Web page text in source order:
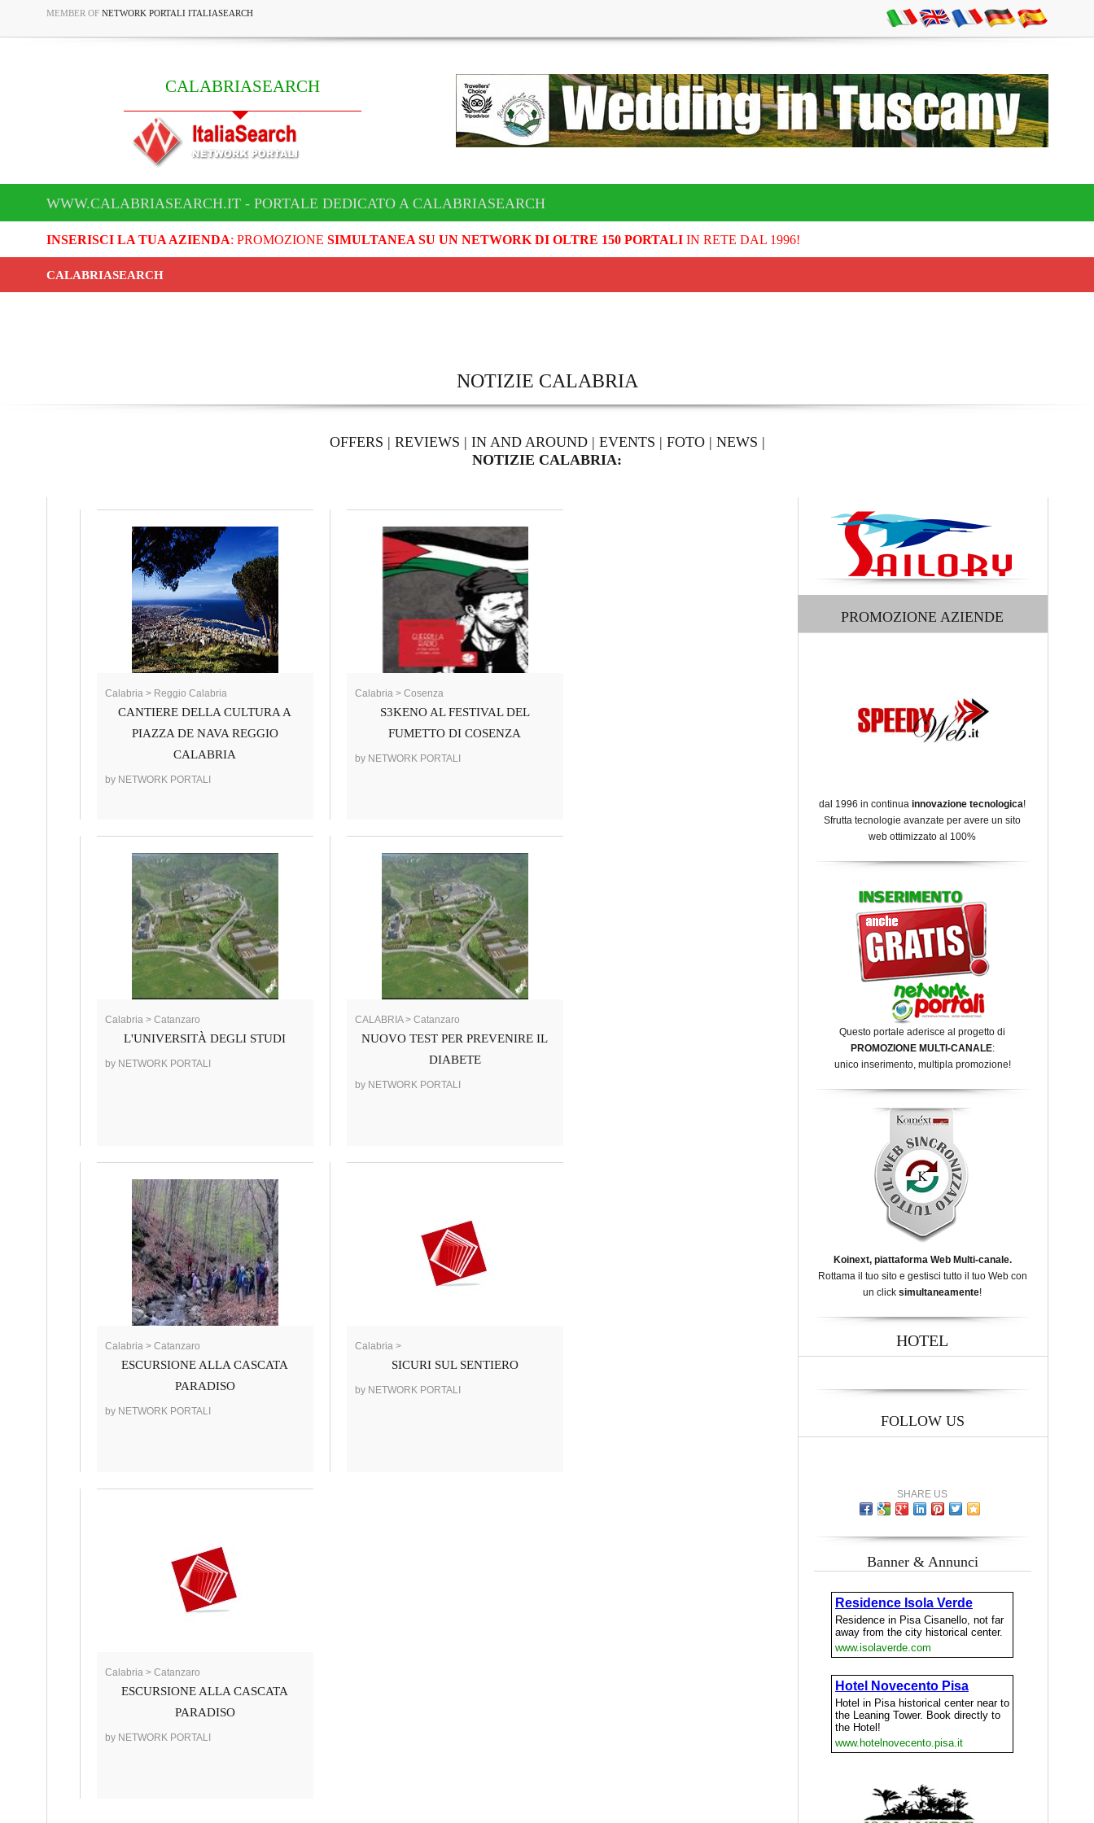
MEMBER OF NETWORK PORTALI ITALIASEARCH
CALABRIASEARCH
WWW.CALABRIASEARCH.IT - PORTALE DEDICATO A CALABRIASEARCH
INSERISCI LA TUA AZIENDA: PROMOZIONE SIMULTANEA SU UN NETWORK DI OLTRE 150 PORTALIIN RETE DAL 1996!
CALABRIASEARCH
NOTIZIE CALABRIA
OFFERS | REVIEWS | IN AND AROUND| EVENTS | FOTO| NEWS |
NOTIZIE CALABRIA:
Calabria > Reggio Calabria
CANTIERE DELLA CULTURA A
PIAZZA DE NAVA REGGIO
CALABRIA
by NETWORK PORTALI
Calabria > Cosenza
S3KENO AL FESTIVAL DEL
FUMETTO DI COSENZA
by NETWORK PORTALI
Calabria > Catanzaro
L'UNIVERSITÀ DEGLI STUDI
by NETWORK PORTALI
CALABRIA > Catanzaro
NUOVO TEST PER PREVENIRE IL
DIABETE
by NETWORK PORTALI
Calabria > Catanzaro
ESCURSIONE ALLA CASCATA
PARADISO
by NETWORK PORTALI
Calabria >
SICURI SUL SENTIERO
by NETWORK PORTALI
Calabria > Catanzaro
ESCURSIONE ALLA CASCATA
PARADISO
by NETWORK PORTALI
PROMOZIONE AZIENDE
dal 1996 in continua innovazione tecnologica!
Sfrutta tecnologie avanzate per avere un sito
web ottimizzato al 100%
Questo portale aderisce al progetto di
PROMOZIONE MULTI-CANALE:
unico inserimento, multipla promozione!
Koinext, piattaforma Web Multi-canale.
Rottama il tuo sito e gestisci tutto il tuo Web con
un click simultaneamente!
HOTEL
FOLLOW US
SHARE US
Banner & Annunci